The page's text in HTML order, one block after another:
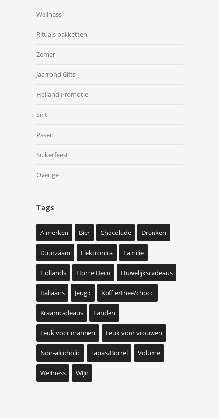
Wellness
Rituals pakketten
Zomer
Jaarrond Gifts
Holland Promotie
Sint
Pasen
Suikerfeest
Overige
Tags
A-merken Bier Chocolade Dranken
Duurzaam Elektronica Familie
Hollands Home Deco Huwelijkscadeaus
Italiaans Jeugd Koffie/thee/choco
Kraamcadeaus Landen
Leuk voor mannen Leuk voor vrouwen
Non-alcoholic Tapas/Borrel Volume
Wellness Wijn